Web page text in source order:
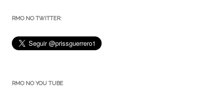
RMO NO TWITTER:
RMO NO YOU TUBE